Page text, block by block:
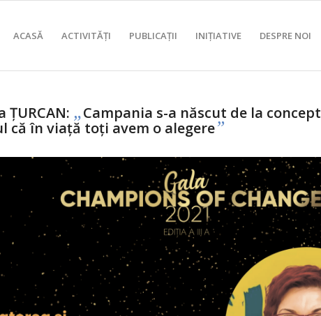
ACASĂ ACTIVITĂȚI PUBLICAȚII INIȚIATIVE DESPRE NOI
ȚURCAN: „Campania s-a născut de la
că în viață toți avem o alegere”